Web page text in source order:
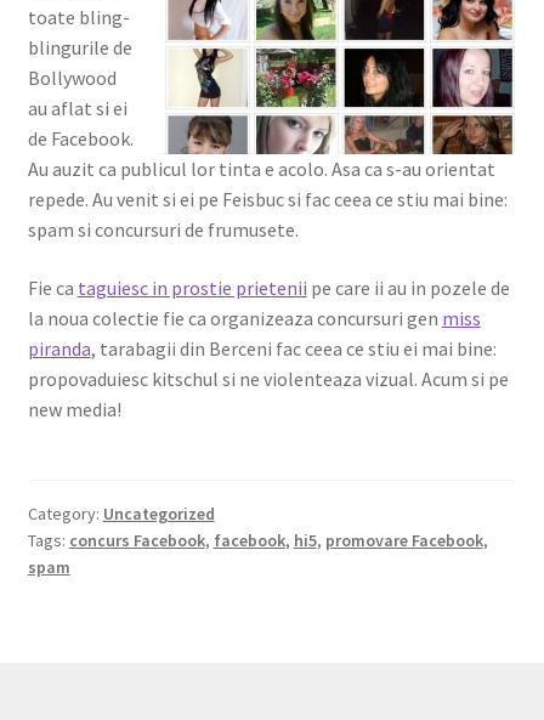
toate bling-
blingurile de
Bollywood
au aflat si ei
de Facebook.
Au auzit ca publicul lor tinta e acolo. Asa ca s-au orientat
repede. Au venit si ei pe Feisbuc si fac ceea ce stiu mai bine:
spam si concursuri de frumusete.
Fie ca taguiesc in prostie prietenii pe care ii au in pozele de
la noua colectie fie ca organizeaza concursuri gen miss
piranda, tarabagii din Berceni fac ceea ce stiu ei mai bine:
propovaduiesc kitschul si ne violenteaza vizual. Acum si pe
new media!
Category: Uncategorized
Tags: concurs Facebook, facebook, hi5, promovare Facebook,
spam